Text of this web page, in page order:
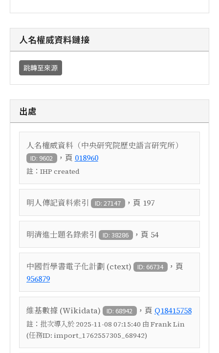
人名權威資料鏈接
跳轉至來源
出處
人名權威資料（中央研究院歷史語言研究所）
ID: 9602 ，頁 018960
註： IHP created
明人傳記資料索引 ID: 27147 ，頁 197
明清進士題名錄索引 ID: 38286 ，頁 54
中國哲學書電子化計劃 (ctext) ID: 66734 ，頁
956879
維基數據 (Wikidata) ID: 68942 ，頁 Q18415758
註： 批次導入於 2025-11-08 07:15:40 由 Frank Lin
(任務ID: import_1762557305_68942)